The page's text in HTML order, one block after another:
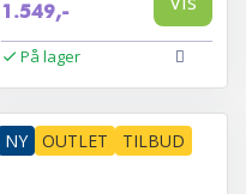
1.549,-
På lager
NY OUTLET TILBUD